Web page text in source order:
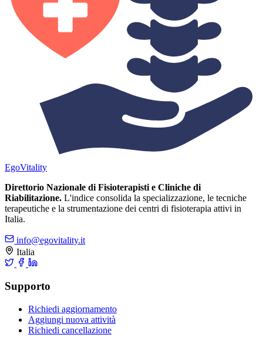
EgoVitality
Direttorio Nazionale di Fisioterapisti e Cliniche di
Riabilitazione. L'indice consolida la specializzazione, le tecniche
terapeutiche e la strumentazione dei centri di fisioterapia attivi in
Italia.
info@egovitality.it
Italia
Supporto
Richiedi aggiornamento
Aggiungi nuova attività
Richiedi cancellazione